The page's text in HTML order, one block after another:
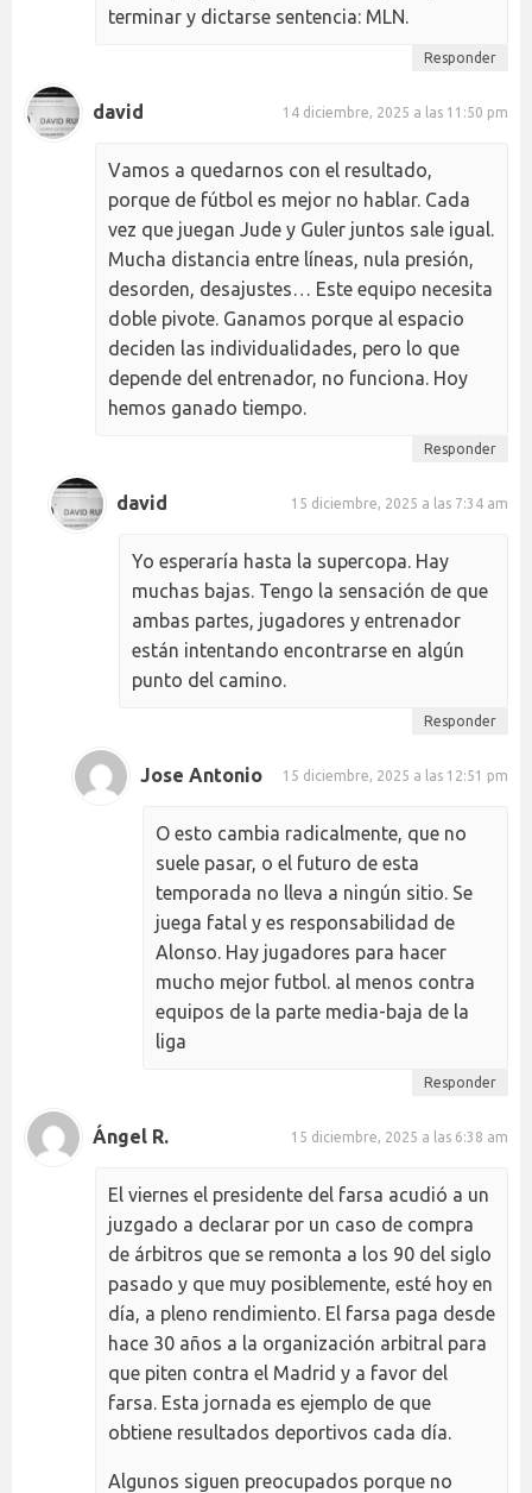
terminar y dictarse sentencia: MLN.
Responder
david 14 diciembre, 2025 a las 11:50 pm
Vamos a quedarnos con el resultado,
porque de fútbol es mejor no hablar. Cada
vez que juegan Jude y Guler juntos sale igual.
Mucha distancia entre líneas, nula presión,
desorden, desajustes… Este equipo necesita
doble pivote. Ganamos porque al espacio
deciden las individualidades, pero lo que
depende del entrenador, no funciona. Hoy
hemos ganado tiempo.
Responder
david 15 diciembre, 2025 a las 7:34 am
Yo esperaría hasta la supercopa. Hay
muchas bajas. Tengo la sensación de que
ambas partes, jugadores y entrenador
están intentando encontrarse en algún
punto del camino.
Responder
Jose Antonio 15 diciembre, 2025 a las 12:51 pm
O esto cambia radicalmente, que no
suele pasar, o el futuro de esta
temporada no lleva a ningún sitio. Se
juega fatal y es responsabilidad de
Alonso. Hay jugadores para hacer
mucho mejor futbol. al menos contra
equipos de la parte media-baja de la
liga
Responder
Ángel R. 15 diciembre, 2025 a las 6:38 am
El viernes el presidente del farsa acudió a un
juzgado a declarar por un caso de compra
de árbitros que se remonta a los 90 del siglo
pasado y que muy posiblemente, esté hoy en
día, a pleno rendimiento. El farsa paga desde
hace 30 años a la organización arbitral para
que piten contra el Madrid y a favor del
farsa. Esta jornada es ejemplo de que
obtiene resultados deportivos cada día.
Algunos siguen preocupados porque no